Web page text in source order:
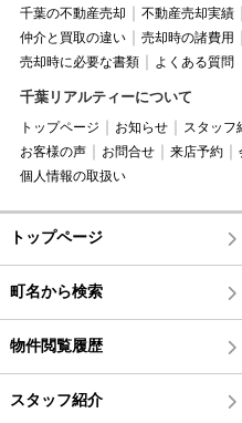
千葉の不動産売却 不動産売却実績
仲介と買取の違い
売却時の諸費用
売却時に必要な書類
よくある質問
千葉リアルティーについて
トップページ お知らせ スタッフ
お客様の声
お問合せ 来店予約
個人情報の取扱い
トップページ
町名から検索
物件閲覧履歴
スタッフ紹介